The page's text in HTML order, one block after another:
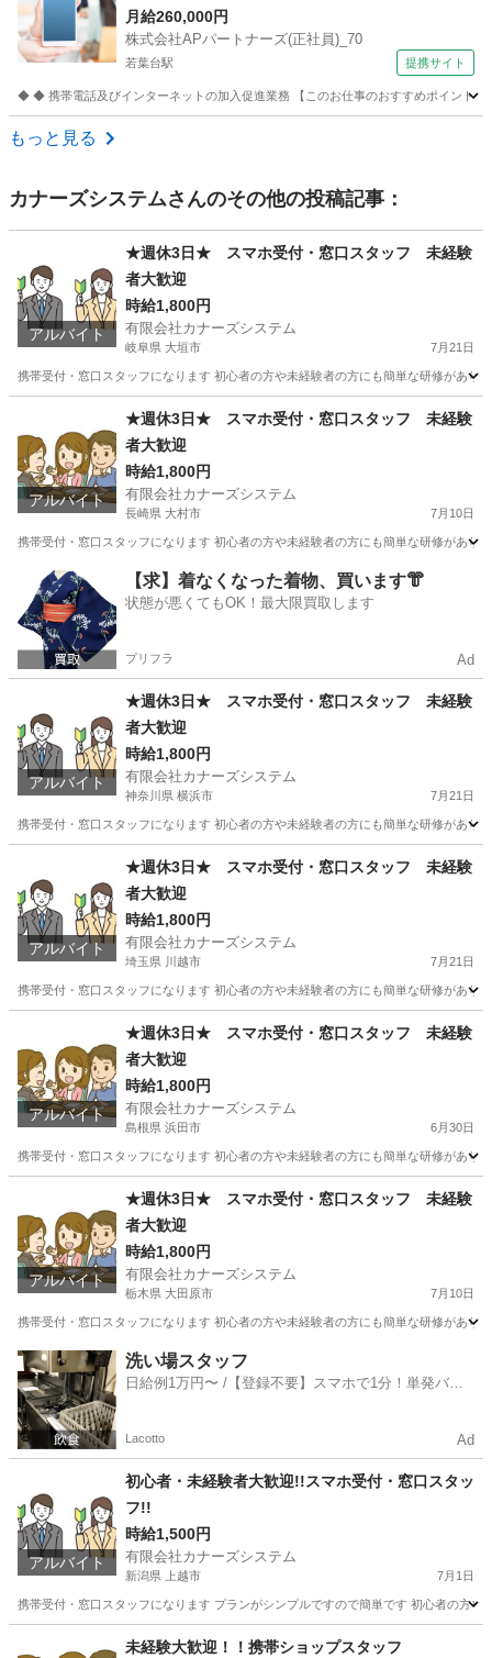
抜群の環境です！ 株式会社APパートナーズ(正社
員)_70 携帯ショップ
月給260,000円
株式会社APパートナーズ(正社員)_70
若葉台駅 提携サイト
◆ ◆ 携帯電話及びインターネットの加入促進業務 【このお仕事のおすすめポイント
東京 稲城市
もっと見る
カナーズシステムさんのその他の投稿記事：
アルバイト
★週休3日★ スマホ受付・窓口スタッフ 未経験
者大歓迎
時給1,800円
有限会社カナーズシステム
岐阜県 大垣市 7月21日
携帯受付・窓口スタッフになります 初心者の方や未経験者の方にも簡単な研修があ
携帯ショップ
アルバイト
★週休3日★ スマホ受付・窓口スタッフ 未経験
者大歓迎
時給1,800円
有限会社カナーズシステム
長崎県 大村市 7月10日
携帯受付・窓口スタッフになります 初心者の方や未経験者の方にも簡単な研修があ
長崎 大村市 携帯ショップ 時給
【求】着なくなった着物、買います👘
状態が悪くてもOK！最大限買取します
プリフラ Ad
アルバイト
★週休3日★ スマホ受付・窓口スタッフ 未経験
者大歓迎
時給1,800円
有限会社カナーズシステム
神奈川県 横浜市 7月21日
携帯受付・窓口スタッフになります 初心者の方や未経験者の方にも簡単な研修があ
携帯ショップ スタッフ
アルバイト
★週休3日★ スマホ受付・窓口スタッフ 未経験
者大歓迎
時給1,800円
有限会社カナーズシステム
埼玉県 川越市 7月21日
携帯受付・窓口スタッフになります 初心者の方や未経験者の方にも簡単な研修があ
携帯ショップ スタッフ
アルバイト
★週休3日★ スマホ受付・窓口スタッフ 未経験
者大歓迎
時給1,800円
有限会社カナーズシステム
島根県 浜田市 6月30日
携帯受付・窓口スタッフになります 初心者の方や未経験者の方にも簡単な研修があ
携帯ショップ スタッフ
アルバイト
★週休3日★ スマホ受付・窓口スタッフ 未経験
者大歓迎
時給1,800円
有限会社カナーズシステム
栃木県 大田原市 7月10日
携帯受付・窓口スタッフになります 初心者の方や未経験者の方にも簡単な研修があ
栃木 大田原市 携帯ショップ
洗い場スタッフ
日給例1万円〜 /【登録不要】スマホで1分！単発バイ
Lacotto Ad
アルバイト
初心者・未経験者大歓迎!!スマホ受付・窓口スタッ
フ!!
時給1,500円
有限会社カナーズシステム
新潟県 上越市 7月1日
携帯受付・窓口スタッフになります プランがシンプルですので簡単です 初心者の方
携帯ショップ スタッフ
未経験大歓迎！！携帯ショップスタッフ